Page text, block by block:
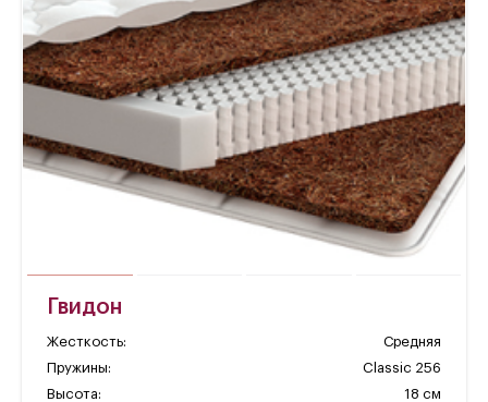
Гвидон
Жесткость:
Средняя
Пружины:
Classic 256
Высота:
18 см